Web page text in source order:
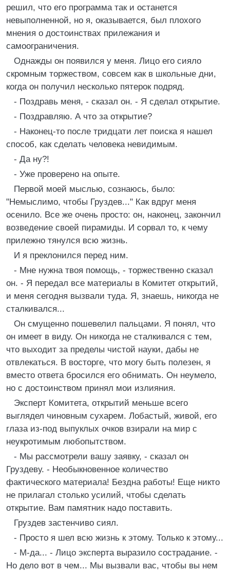
решил, что его программа так и останется
невыполненной, но я, оказывается, был плохого
мнения о достоинствах прилежания и
самоограничения.
Однажды он появился у меня. Лицо его сияло
скромным торжеством, совсем как в школьные дни,
когда он получил несколько пятерок подряд.
- Поздравь меня, - сказал он. - Я сделал открытие.
- Поздравляю. А что за открытие?
- Наконец-то после тридцати лет поиска я нашел
способ, как сделать человека невидимым.
- Да ну?!
- Уже проверено на опыте.
Первой моей мыслью, сознаюсь, было:
"Немыслимо, чтобы Груздев..." Как вдруг меня
осенило. Все же очень просто: он, наконец, закончил
возведение своей пирамиды. И сорвал то, к чему
прилежно тянулся всю жизнь.
И я преклонился перед ним.
- Мне нужна твоя помощь, - торжественно сказал
он. - Я передал все материалы в Комитет открытий,
и меня сегодня вызвали туда. Я, знаешь, никогда не
сталкивался...
Он смущенно пошевелил пальцами. Я понял, что
он имеет в виду. Он никогда не сталкивался с тем,
что выходит за пределы чистой науки, дабы не
отвлекаться. В восторге, что могу быть полезен, я
вместо ответа бросился его обнимать. Он неумело,
но с достоинством принял мои излияния.
Эксперт Комитета, открытий меньше всего
выглядел чиновным сухарем. Лобастый, живой, его
глаза из-под выпуклых очков взирали на мир с
неукротимым любопытством.
- Мы рассмотрели вашу заявку, - сказал он
Груздеву. - Необыкновенное количество
фактического материала! Бездна работы! Еще никто
не прилагал столько усилий, чтобы сделать
открытие. Вам памятник надо поставить.
Груздев застенчиво сиял.
- Просто я шел всю жизнь к этому. Только к этому...
- М-да... - Лицо эксперта выразило сострадание. -
Но дело вот в чем... Мы вызвали вас, чтобы вы нем